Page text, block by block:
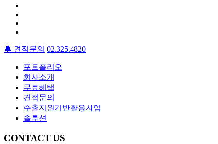
🔔 견적문의 02.325.4820
포트폴리오
회사소개
무료혜택
견적문의
수출지원기반활용사업
솔루션
CONTACT US